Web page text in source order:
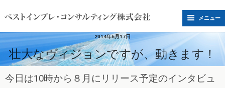
メニュー
2014年6月17日
壮大なヴィジョンですが、動きます！
今日は10時から８月にリリース予定のインタビュ